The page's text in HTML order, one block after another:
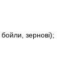
зернові);